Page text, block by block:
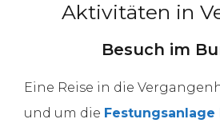
Aktivitäten in
Besuch im
Eine Reise in die
und um die Festungsanlage